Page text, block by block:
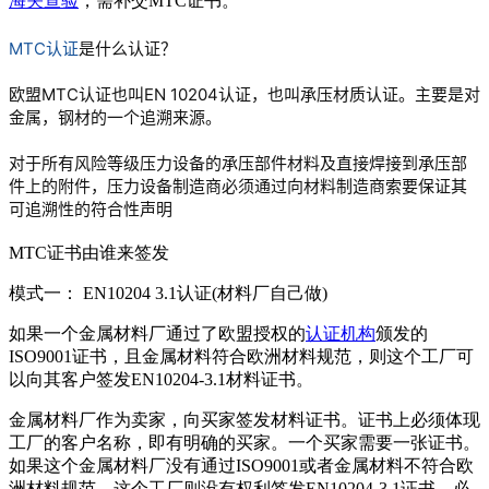
MTC认证是什么认证？
欧盟MTC认证也叫EN 10204认证，也叫承压材质认证。主要是对
金属，钢材的一个追溯来源。
对于所有风险等级压力设备的承压部件材料及直接焊接到承压部
件上的附件，压力设备制造商必须通过向材料制造商索要保证其
可追溯性的符合性声明
MTC证书由谁来签发
模式一： EN10204 3.1认证(材料厂自己做)
如果一个金属材料厂通过了欧盟授权的认证机构颁发的
ISO9001证书，且金属材料符合欧洲材料规范，则这个工厂可
以向其客户签发EN10204-3.1材料证书。
金属材料厂作为卖家，向买家签发材料证书。证书上必须体现
工厂的客户名称，即有明确的买家。一个买家需要一张证书。
如果这个金属材料厂没有通过ISO9001或者金属材料不符合欧